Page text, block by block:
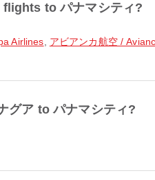
to パナマシティ?
Airlines アビアンカ航空 /
ア to パナマシティ?